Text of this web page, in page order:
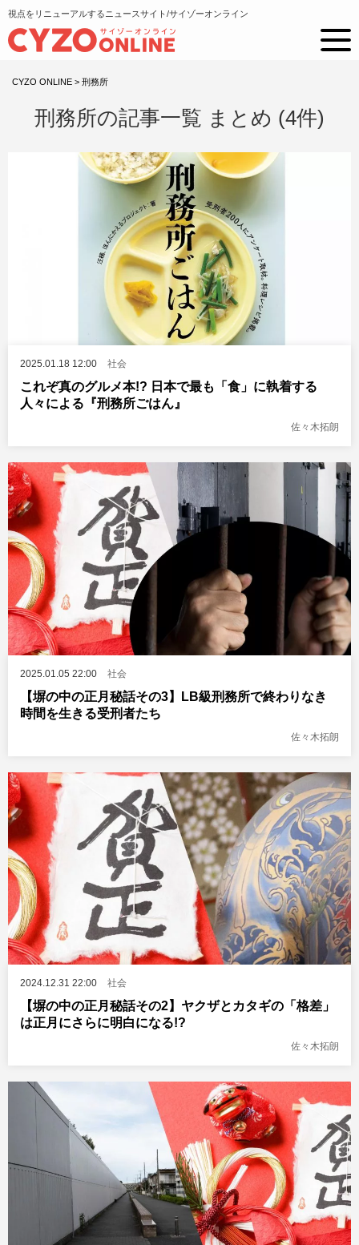
視点をリニューアルするニュースサイト/サイゾーオンライン
CYZO ONLINE > 刑務所
刑務所の記事一覧 まとめ (4件)
2025.01.18 12:00 社会
これぞ真のグルメ本!? 日本で最も「食」に執着する
人々による『刑務所ごはん』
佐々木拓朗
2025.01.05 22:00 社会
【塀の中の正月秘話その3】LB級刑務所で終わりなき
時間を生きる受刑者たち
佐々木拓朗
2024.12.31 22:00 社会
【塀の中の正月秘話その2】ヤクザとカタギの「格差」
は正月にさらに明白になる!?
佐々木拓朗